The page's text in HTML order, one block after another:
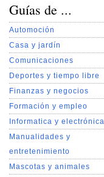
Guías de ...
Automoción
Casa y jardín
Comunicaciones
Deportes y tiempo libre
Finanzas y negocios
Formación y empleo
Informatica y electrónica
Manualidades y
entretenimiento
Mascotas y animales